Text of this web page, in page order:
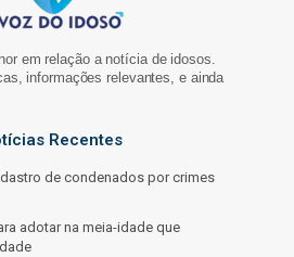
em relação a notícia de idosos.
informações relevantes, e ainda
Recentes
de condenados por crimes
adotar na meia-idade que